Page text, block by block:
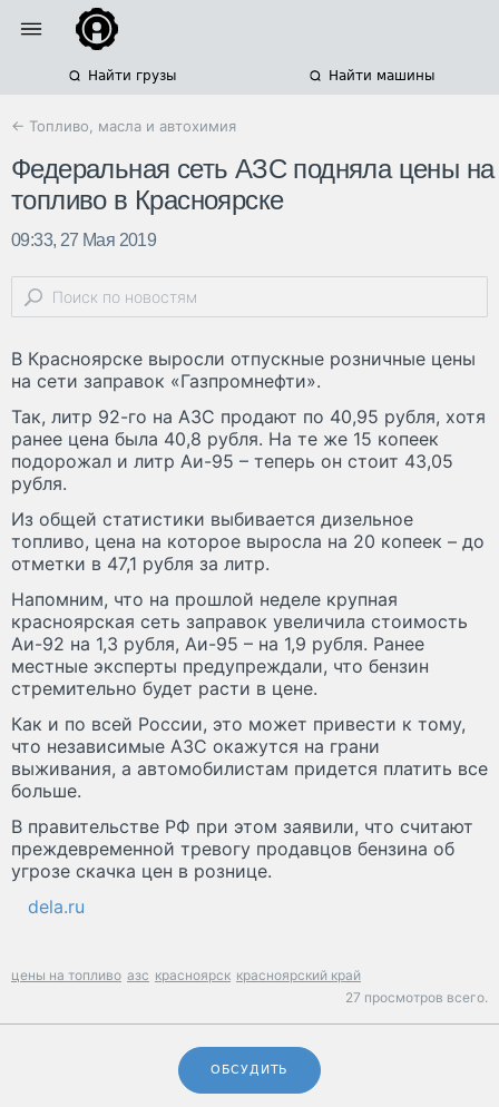
Найти грузы Найти машины
← Топливо, масла и автохимия
Федеральная сеть АЗС подняла цены на
топливо в Красноярске
09:33, 27 Мая 2019
В Красноярске выросли отпускные розничные цены
на сети заправок «Газпромнефти».
Так, литр 92-го на АЗС продают по 40,95 рубля, хотя
ранее цена была 40,8 рубля. На те же 15 копеек
подорожал и литр Аи-95 – теперь он стоит 43,05
рубля.
Из общей статистики выбивается дизельное
топливо, цена на которое выросла на 20 копеек – до
отметки в 47,1 рубля за литр.
Напомним, что на прошлой неделе крупная
красноярская сеть заправок увеличила стоимость
Аи-92 на 1,3 рубля, Аи-95 – на 1,9 рубля. Ранее
местные эксперты предупреждали, что бензин
стремительно будет расти в цене.
Как и по всей России, это может привести к тому,
что независимые АЗС окажутся на грани
выживания, а автомобилистам придется платить все
больше.
В правительстве РФ при этом заявили, что считают
преждевременной тревогу продавцов бензина об
угрозе скачка цен в рознице.
dela.ru
цены на топливо азс красноярск красноярский край
27 просмотров всего.
ОБСУДИТЬ